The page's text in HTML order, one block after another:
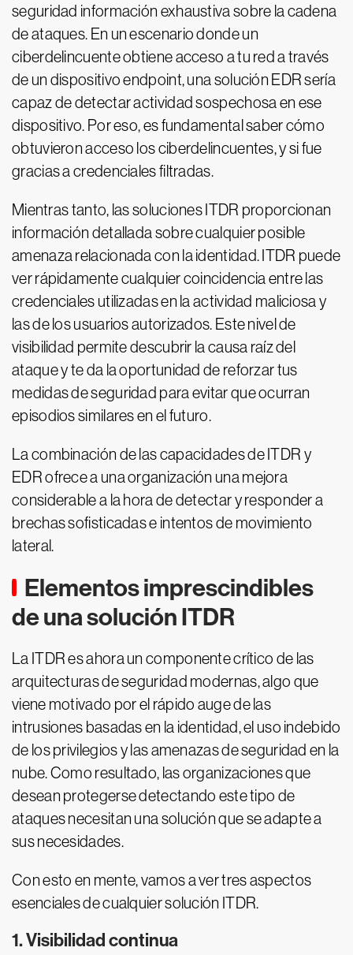
seguridad información exhaustiva sobre la cadena
de ataques. En un escenario donde un
ciberdelincuente obtiene acceso a tu red a través
de un dispositivo endpoint, una solución EDR sería
capaz de detectar actividad sospechosa en ese
dispositivo. Por eso, es fundamental saber cómo
obtuvieron acceso los ciberdelincuentes, y si fue
gracias a credenciales filtradas.
Mientras tanto, las soluciones ITDR proporcionan
información detallada sobre cualquier posible
amenaza relacionada con la identidad. ITDR puede
ver rápidamente cualquier coincidencia entre las
credenciales utilizadas en la actividad maliciosa y
las de los usuarios autorizados. Este nivel de
visibilidad permite descubrir la causa raíz del
ataque y te da la oportunidad de reforzar tus
medidas de seguridad para evitar que ocurran
episodios similares en el futuro.
La combinación de las capacidades de ITDR y
EDR ofrece a una organización una mejora
considerable a la hora de detectar y responder a
brechas sofisticadas e intentos de movimiento
lateral.
Elementos imprescindibles
de una solución ITDR
La ITDR es ahora un componente crítico de las
arquitecturas de seguridad modernas, algo que
viene motivado por el rápido auge de las
intrusiones basadas en la identidad, el uso indebido
de los privilegios y las amenazas de seguridad en la
nube. Como resultado, las organizaciones que
desean protegerse detectando este tipo de
ataques necesitan una solución que se adapte a
sus necesidades.
Con esto en mente, vamos a ver tres aspectos
esenciales de cualquier solución ITDR.
1. Visibilidad continua